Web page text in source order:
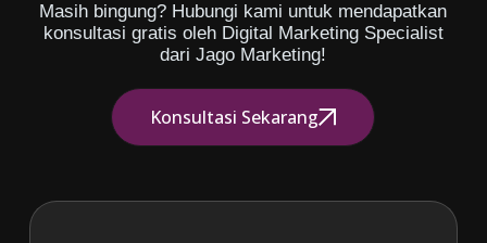
Masih bingung? Hubungi kami untuk mendapatkan
konsultasi gratis oleh Digital Marketing Specialist
dari Jago Marketing!
Konsultasi Sekarang